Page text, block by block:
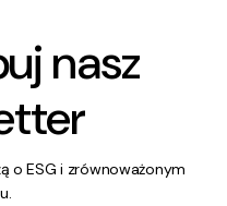
nasz
o ESG i zrównoważonym